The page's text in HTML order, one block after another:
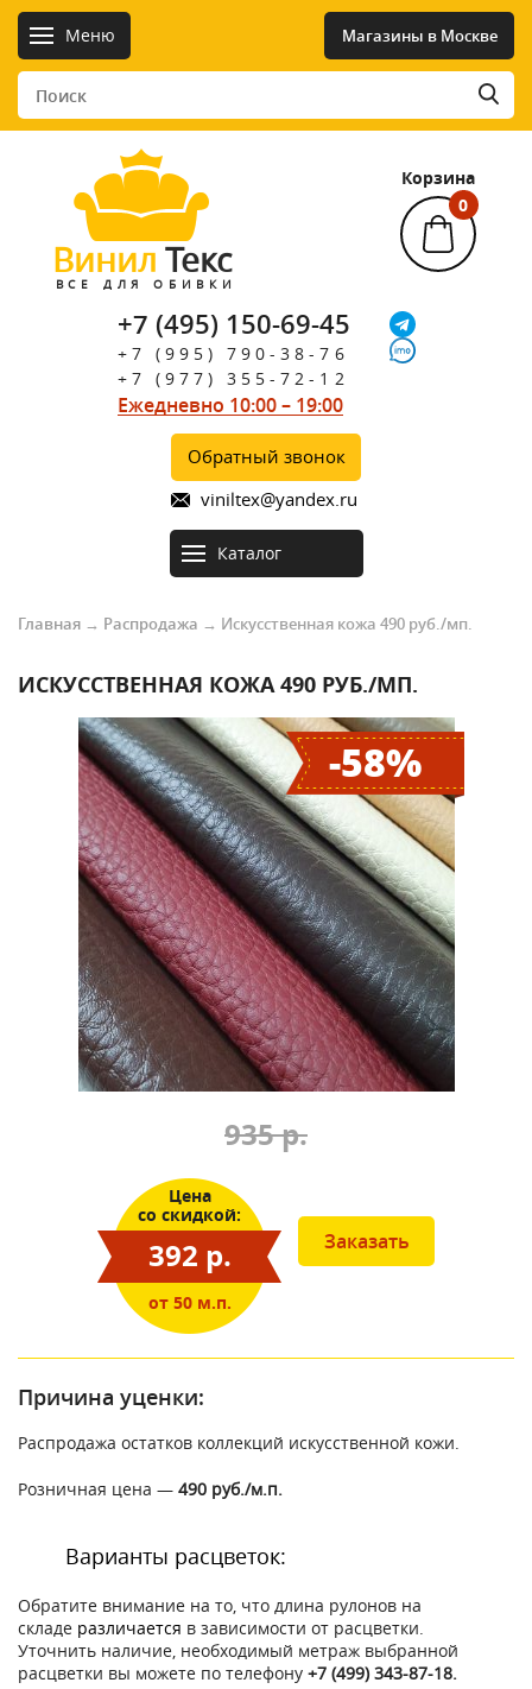
Меню Магазины в Москве
Винил Текс
ВСЕ ДЛЯ ОБИВКИ
+7 (495) 150-69-45
+7 (995) 790-38-76
+7 (977) 355-72-12
Ежедневно 10:00 – 19:00
Обратный звонок
viniltex@yandex.ru
Корзина
0
Каталог
Главная → Распродажа → Искусственная кожа 490 руб./мп.
ИСКУССТВЕННАЯ КОЖА 490 РУБ./МП.
-58%
935 р.
Цена
со скидкой:
392 р.
от 50 м.п.
Заказать
Причина уценки:
Распродажа остатков коллекций искусственной кожи.
Розничная цена — 490 руб./м.п.
Варианты расцветок:
Обратите внимание на то, что длина рулонов на
складе различается в зависимости от расцветки.
Уточнить наличие, необходимый метраж выбранной
расцветки вы можете по телефону +7 (499) 343-87-18.